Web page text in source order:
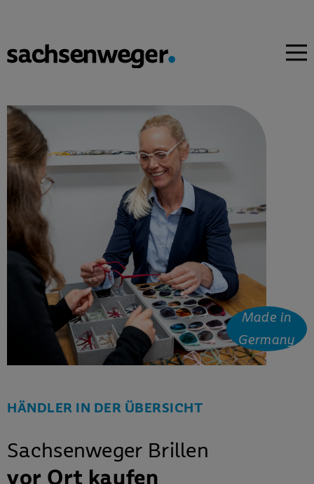
HÄNDLER IN DER ÜBERSICHT
Sachsenweger Brillen
vor Ort kaufen
Made in
Germany